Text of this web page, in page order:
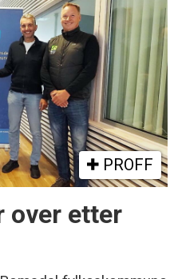
PROFF
over etter